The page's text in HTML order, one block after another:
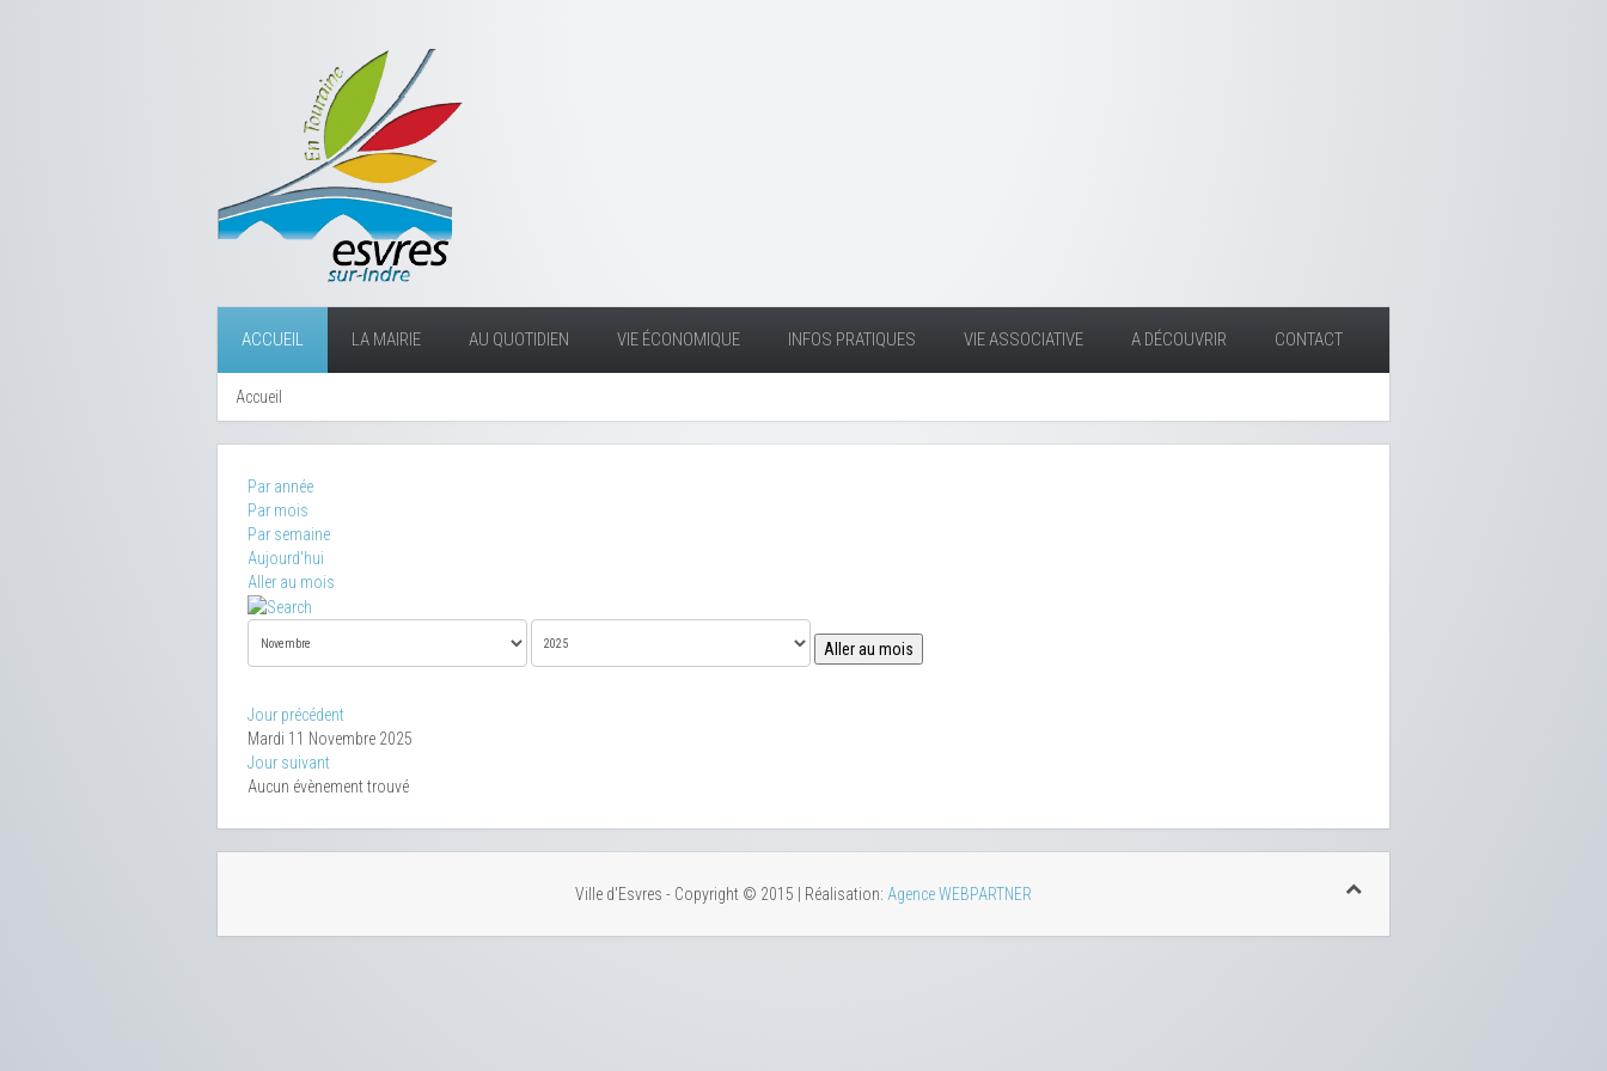
ACCUEIL LA MAIRIE AU QUOTIDIEN VIE ÉCONOMIQUE INFOS PRATIQUES VIE ASSOCIATIVE A DÉCOUVRIR CONTACT
Accueil
Par année
Par mois
Par semaine
Aujourd'hui
Aller au mois
Aller au mois
Jour précédent
Mardi 11 Novembre 2025
Jour suivant
Aucun évènement trouvé
Ville d'Esvres - Copyright © 2015 | Réalisation: Agence WEBPARTNER